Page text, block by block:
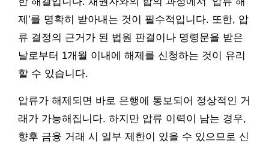
제’를 명확히 받아내는 것이 필수적입니다. 또한, 압
류 결정의 근거가 된 법원 판결이나 명령문을 받은
날로부터 1개월 이내에 해제를 신청하는 것이 유리
할 수 있습니다.
압류가 해제되면 바로 은행에 통보되어 정상적인 거
래가 가능해집니다. 하지만 압류 이력이 남는 경우,
향후 금융 거래 시 일부 제한이 있을 수 있으므로 신